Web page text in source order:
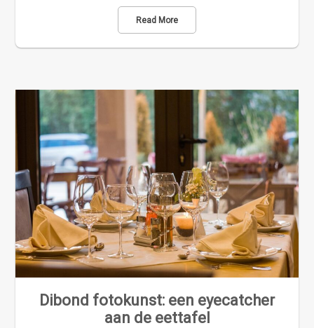
Read More
Dibond fotokunst: een eyecatcher
aan de eettafel